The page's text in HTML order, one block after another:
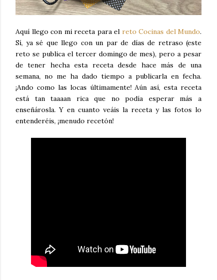
Aquí llego con mi receta para el reto Cocinas del Mundo.
Sí, ya sé que llego con un par de días de retraso (este
reto se publica el tercer domingo de mes), pero a pesar
de tener hecha esta receta desde hace más de una
semana, no me ha dado tiempo a publicarla en fecha.
¡Ando como las locas últimamente! Aún así, esta receta
está tan taaaan rica que no podía esperar más a
enseñárosla. Y en cuanto veáis la receta y las fotos lo
entenderéis, ¡menudo recetón!